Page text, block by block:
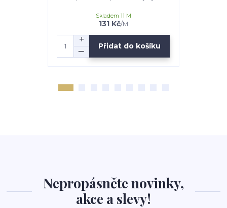
131 Kč/M
Skladem 11 M
Přidat do košíku
Nepropásněte novinky,
akce a slevy!